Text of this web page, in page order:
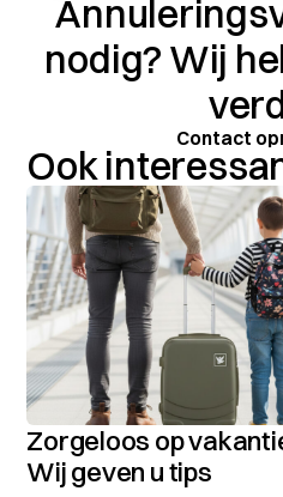
nodig? Wij
Contact
Ook
Zorgeloos op
Wij geven u tips